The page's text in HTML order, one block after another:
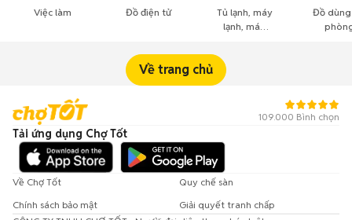
Việc làm Đồ điện tử
Tủ lạnh, máy
lạnh, máy
Đồ dùng
Về trang chủ
109.000 Bình chọn
Tải ứng dụng Chợ Tốt
Về Chợ Tốt
Quy chế sàn
Chính sách bảo mật
Giải quyết tranh chấp